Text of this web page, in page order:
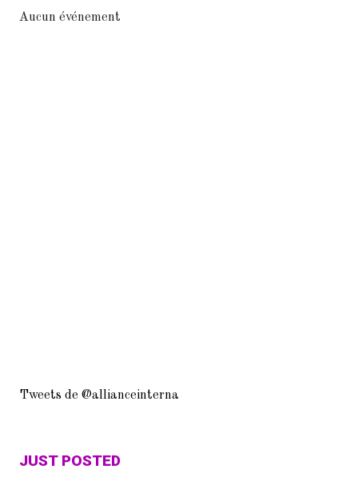
Aucun événement
Tweets de @allianceinterna
JUST POSTED